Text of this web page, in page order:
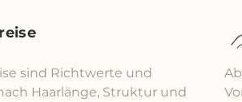
sind Richtwerte und
Haarlänge, Struktur und